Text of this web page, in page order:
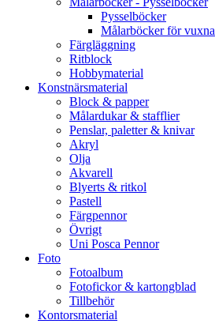
Pysselböcker
Målarböcker för vuxna
Färgläggning
Ritblock
Hobbymaterial
Konstnärsmaterial
Block & papper
Målardukar & stafflier
Penslar, paletter & knivar
Akryl
Olja
Akvarell
Blyerts & ritkol
Pastell
Färgpennor
Övrigt
Uni Posca Pennor
Foto
Fotoalbum
Fotofickor & kartongblad
Tillbehör
Kontorsmaterial